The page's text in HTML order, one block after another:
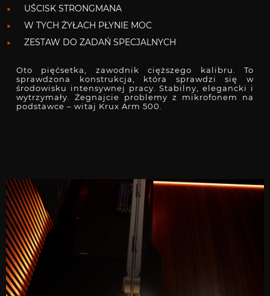
UŚCISK STRONGMANA
W TYCH ŻYŁACH PŁYNIE MOC
ZESTAW DO ZADAŃ SPECJALNYCH
Oto pięćsetka, zawodnik cięższego kalibru. To
sprawdzona konstrukcja, która sprawdzi się w
środowisku intensywnej pracy. Stabilny, elegancki i
wytrzymały. Żegnajcie problemy z mikrofonem na
podstawce – witaj Krux Arm 500.